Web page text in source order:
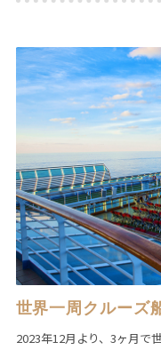
世界一周クルーズ
2023年12月より、3ヶ月で